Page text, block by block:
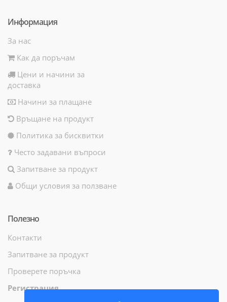
Информация
За нас
Как да поръчам
Цени и начини за
доставка
Начини за плащане
Връщане на продукт
Политика за бисквитки
Често задавани въпроси
Запитване за продукт
Общи условия за ползване
Полезно
Контакти
Запитване за продукт
Проверете поръчка
Регистрация